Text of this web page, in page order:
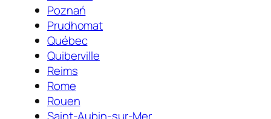
Poznań
Prudhomat
Québec
Quiberville
Reims
Rome
Rouen
Saint-Aubin-sur-Mer